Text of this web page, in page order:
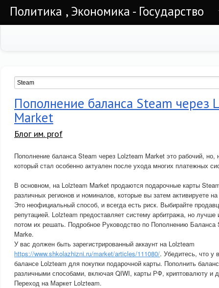
Политика , Экономика - Государство
Пополнение баланса Steam через
Market
Блог им. prof
Пополнение баланса Steam через Lolzteam Market это рабочий,
который стал особенно актуален после ухода многих платежных
В основном, на Lolzteam Market продаются подарочные карты
различных регионов и номиналов, которые вы затем активируете
Это неофициальный способ, и всегда есть риск. Выбирайте
репутацией. Lolzteam предоставляет систему арбитража, но лучше
потом их решать. Подробное Руководство по Пополнению Баланса
Marke.
У вас должен быть зарегистрированный аккаунт на Lolzteam
https://www.shkolazhizni.ru/market/articles/111080/. Убедитесь, что у
балансе Lolzteam для покупки подарочной карты. Пополнить
различными способами, включая QIWI, карты РФ, криптовалюту и
Переход на Маркет Lolzteam.